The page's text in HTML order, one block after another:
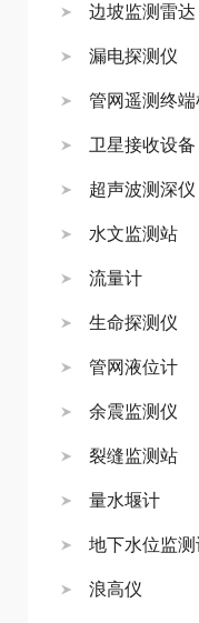
边坡监测雷达
漏电探测仪
管网遥测终端
卫星接收设备
超声波测深仪
水文监测站
流量计
生命探测仪
管网液位计
余震监测仪
裂缝监测站
量水堰计
地下水位监测
浪高仪